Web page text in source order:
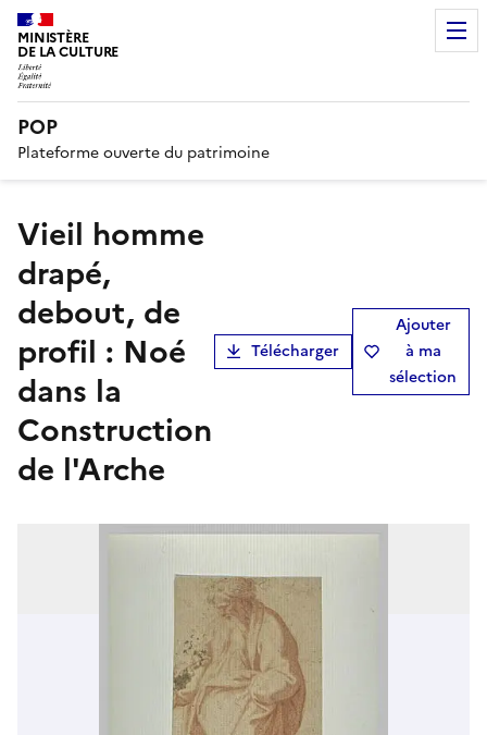
MINISTÈRE
DE LA CULTURE
POP
Plateforme ouverte du patrimoine
Vieil homme
drapé,
debout, de
profil : Noé
dans la
Construction
de l'Arche
Télécharger
Ajouter
à ma
sélection